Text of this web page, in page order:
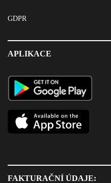
GDPR
APLIKACE
FAKTURAČNÍ ÚDAJE: